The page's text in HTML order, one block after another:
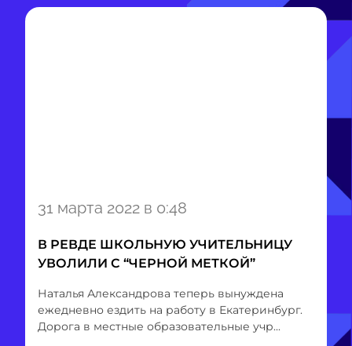
1
1
31 марта 2022 в 0:48
В РЕВДЕ ШКОЛЬНУЮ УЧИТЕЛЬНИЦУ
УВОЛИЛИ С “ЧЕРНОЙ МЕТКОЙ”
Наталья Александрова теперь вынуждена
ежедневно ездить на работу в Екатеринбург.
Дорога в местные образовательные учр...